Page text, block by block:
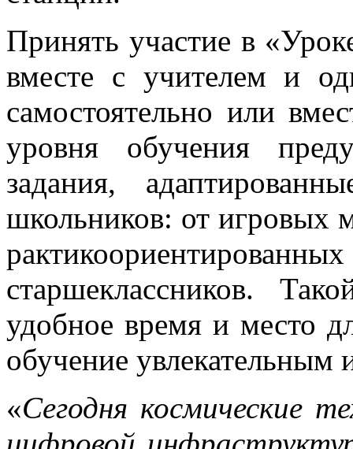
Принять участие в
вместе с учителем и
самостоятельно или
уровня обучения
задания,
школьников: от игровых
старшеклассников.
удобное время и место
обучение увлекательным
«Сегодня космические